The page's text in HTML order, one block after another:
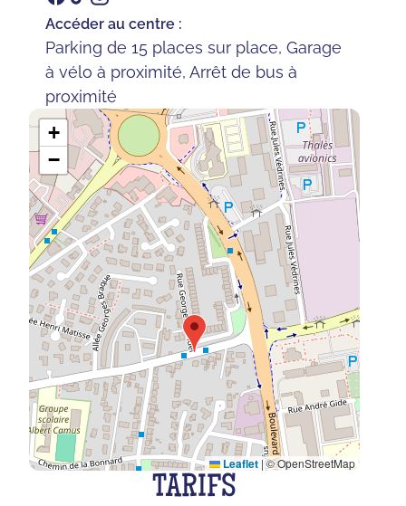
Accéder au centre :
Parking de 15 places sur place, Garage
à vélo à proximité, Arrêt de bus à
proximité
+
−
Leaflet |© OpenStreetMap
TARIFS